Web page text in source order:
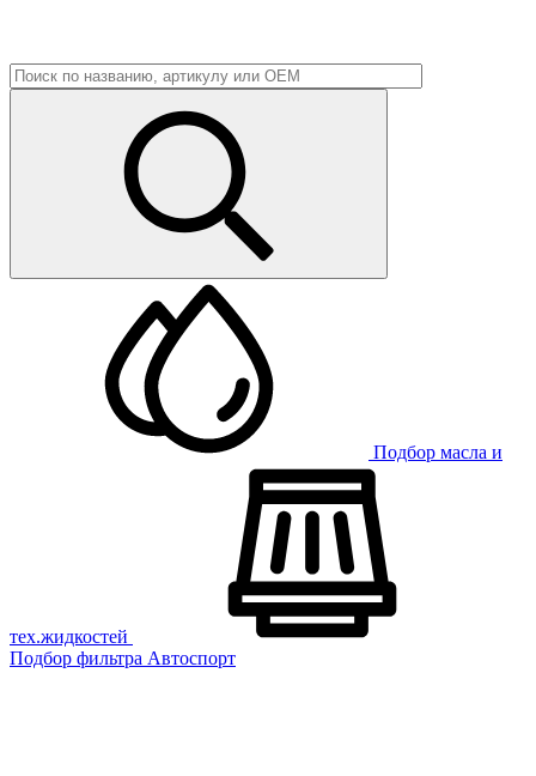
Подбор масла и
тех.жидкостей
Подбор фильтра Автоспорт